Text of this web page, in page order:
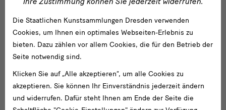
Freitag bis Sonntag,
Besondere Öffnungs- und Schließzeiten
Barrierefreier Zugang
Die Staatlichen Kunstsammlungen Dresden verwenden
Cookies, um Ihnen ein optimales Webseiten-Erlebnis zu
bieten. Dazu zählen vor allem Cookies, die für den Betrieb der
Seite notwendig sind.
Klicken Sie auf „Alle akzeptieren“, um alle Cookies zu
akzeptieren. Sie können Ihr Einverständnis jederzeit ändern
und widerrufen. Dafür steht Ihnen am Ende der Seite die